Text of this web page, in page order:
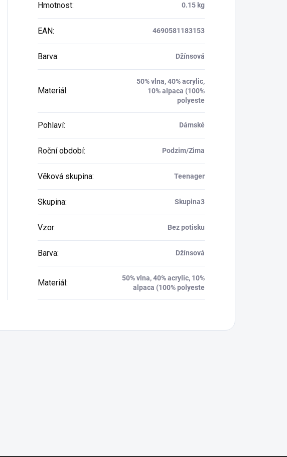
Hmotnost: 0.15 kg
EAN: 4690581183153
Barva: Džínsová
Materiál :
50% vlna, 40% acrylic,
10% alpaca (100%
polyeste
Pohlaví: Dámské
Roční období: Podzim/Zima
Věková skupina: Teenager
Skupina: Skupina3
Vzor: Bez potisku
Barva: Džínsová
Materiál :
50% vlna, 40% acrylic, 10%
alpaca (100% polyeste